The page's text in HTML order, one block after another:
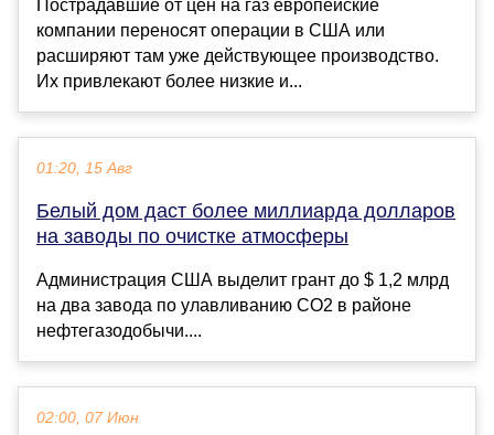
Пострадавшие от цен на газ европейские
компании переносят операции в США или
расширяют там уже действующее производство.
Их привлекают более низкие и...
01:20, 15 Авг
Белый дом даст более миллиарда долларов
на заводы по очистке атмосферы
Администрация США выделит грант до $ 1,2 млрд
на два завода по улавливанию СО2 в районе
нефтегазодобычи....
02:00, 07 Июн